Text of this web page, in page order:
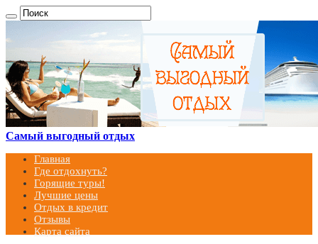
Самый выгодный отдых
Главная
Где отдохнуть?
Горящие туры!
Лучшие цены
Отдых в кредит
Отзывы
Карта сайта